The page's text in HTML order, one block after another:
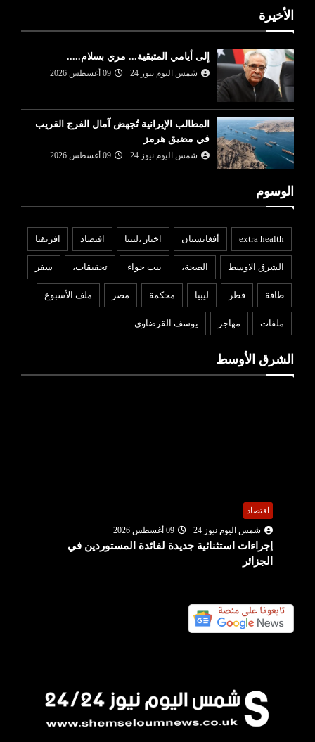
الأخيرة
إلى أيامي المتبقية... مري بسلام.....
شمس اليوم نيوز 24 09 أغسطس 2026
المطالب الإيرانية تُجهض آمال الفرج القريب
في مضيق هرمز
شمس اليوم نيوز 24 09 أغسطس 2026
الوسوم
extra health أفغانستان اخبار ،ليبيا افتصاد افريقيا
الشرق الاوسط الصحة، بيت حواء تحقيقات، سفر
طاقة قطر ليبيا محكمة مصر ملف الأسبوع
ملفات مهاجر يوسف القرضاوي
الشرق الأوسط
اقتصاد
شمس اليوم نيوز 24
09 أغسطس 2026
إجراءات استثنائية جديدة لفائدة المستوردين في
الجزائر